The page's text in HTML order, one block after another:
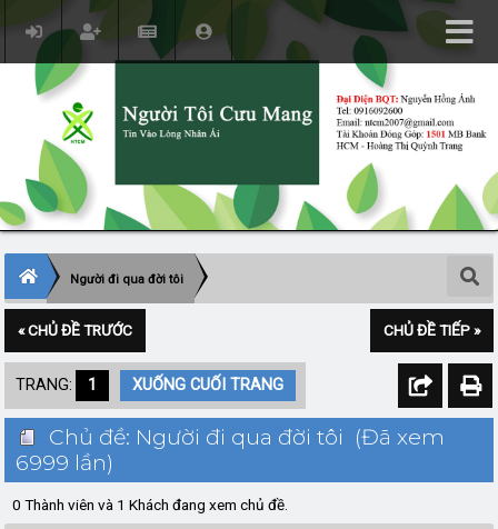
Người đi qua đời tôi
« CHỦ ĐỀ TRƯỚC CHỦ ĐỀ TIẾP »
TRANG: 1 XUỐNG CUỐI TRANG
Chủ đề: Người đi qua đời tôi (Đã xem
6999 lần)
0 Thành viên và 1 Khách đang xem chủ đề.